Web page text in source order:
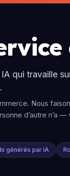
qui travaille
Nous
d’autre n’a
générés par IA